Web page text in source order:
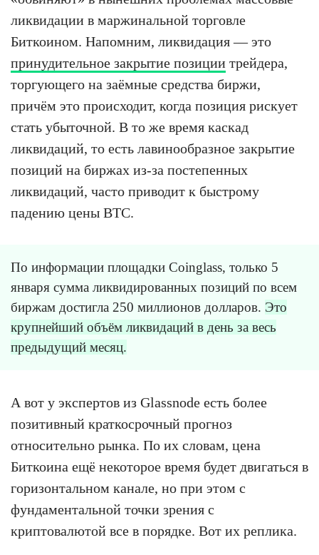
ликвидации в маржинальной торговле
Биткоином. Напомним, ликвидация — это
принудительное закрытие позиции трейдера,
торгующего на заёмные средства биржи,
причём это происходит, когда позиция рискует
стать убыточной. В то же время каскад
ликвидаций, то есть лавинообразное закрытие
позиций на биржах из-за постепенных
ликвидаций, часто приводит к быстрому
падению цены BTC.
По информации площадки Coinglass, только 5
января сумма ликвидированных позиций по всем
биржам достигла 250 миллионов долларов. Это
крупнейший объём ликвидаций в день за весь
предыдущий месяц.
А вот у экспертов из Glassnode есть более
позитивный краткосрочный прогноз
относительно рынка. По их словам, цена
Биткоина ещё некоторое время будет двигаться в
горизонтальном канале, но при этом с
фундаментальной точки зрения с
криптовалютой все в порядке. Вот их реплика.